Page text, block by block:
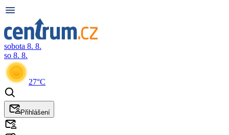
sobota 8. 8.
so 8. 8.
27°C
Přihlášení